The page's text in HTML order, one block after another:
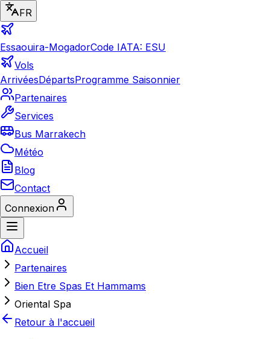
FR
Essaouira-MogadorCode IATA: ESU
Vols
ArrivéesDépartsProgramme Saisonnier
Partenaires
Services
Bus Marrakech
Météo
Blog
Contact
Connexion
Accueil
Partenaires
Bien Etre Spas Et Hammams
Oriental Spa
Retour à l'accueil